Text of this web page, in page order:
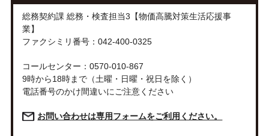
総務契約課 総務・検査担当3【物価高騰対策生活応援事
業】
ファクシミリ番号：042-400-0325
コールセンター：0570-010-867
9時から18時まで（土曜・日曜・祝日を除く）
電話番号のかけ間違いにご注意ください
お問い合わせは専用フォームをご利用ください。